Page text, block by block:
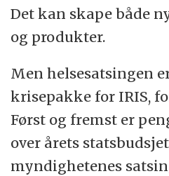
Det kan skape både
og produkter.
Men helsesatsingen
krisepakke for IRIS,
Først og fremst er
over årets
myndighetenes